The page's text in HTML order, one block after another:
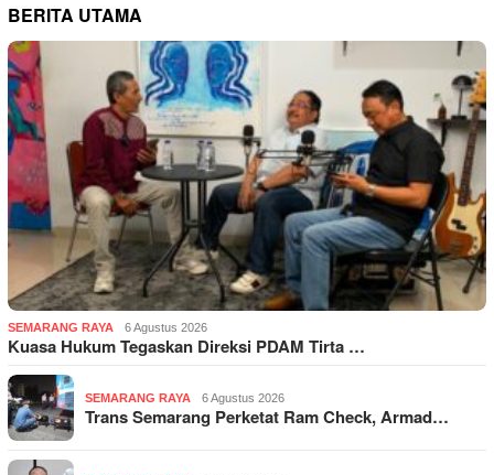
BERITA UTAMA
SEMARANG RAYA 6 Agustus 2026
Kuasa Hukum Tegaskan Direksi PDAM Tirta …
SEMARANG RAYA 6 Agustus 2026
Trans Semarang Perketat Ram Check, Armad…